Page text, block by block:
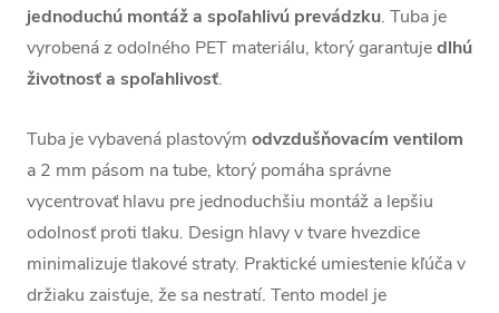
jednoduchú montáž a spoľahlivú prevádzku. Tuba je
vyrobená z odolného PET materiálu, ktorý garantujedlhú
životnosť a spoľahlivosť.
Tuba je vybavená plastovým odvzdušňovacím ventilom
a 2 mm pásom na tube, ktorý pomáha správne
vycentrovať hlavu pre jednoduchšiu montáž a lepšiu
odolnosť proti tlaku. Design hlavy v tvare hvezdice
minimalizuje tlakové straty. Praktické umiestenie kľúča v
držiaku zaisťuje, že sa nestratí. Tento model je